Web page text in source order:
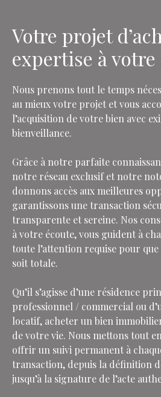
Votre projet
expertise à votre
Nous prenons tout le temps
au mieux votre projet et vous
l’acquisition de votre bien avec
bienveillance.
Grâce à notre parfaite
notre réseau exclusif et notre
donnons accès aux meilleures
garantissons une transaction
transparente et sereine. Nos
à votre écoute, vous guident à
toute l’attention requise pour
soit totale.
Qu’il s’agisse d’une résidence
professionnel / commercial ou
locatif, acheter un bien
de votre vie. Nous mettons tout
offrir un suivi permanent à
transaction, depuis la définition
jusqu’à la signature de l’acte